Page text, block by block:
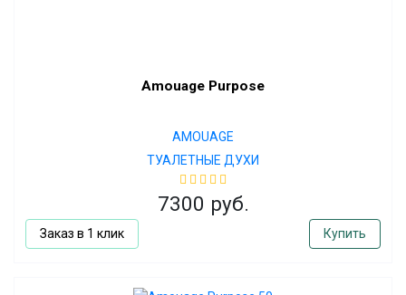
Amouage Purpose
AMOUAGE
ТУАЛЕТНЫЕ ДУХИ
7300 руб.
Заказ в 1 клик Купить